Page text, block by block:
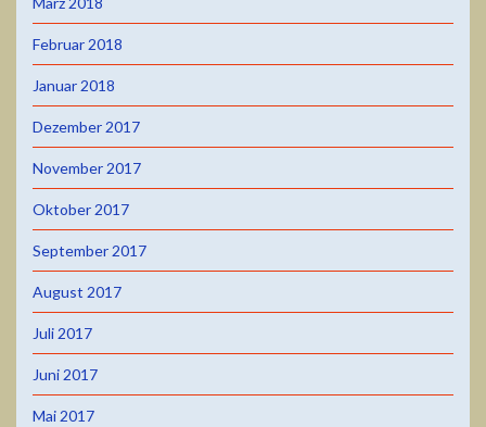
Februar 2018
Januar 2018
Dezember 2017
November 2017
Oktober 2017
September 2017
August 2017
Juli 2017
Juni 2017
Mai 2017